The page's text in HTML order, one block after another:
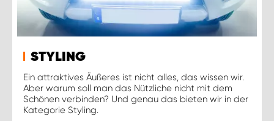
STYLING
Ein attraktives Äußeres ist nicht alles, das wissen wir.
Aber warum soll man das Nützliche nicht mit dem
Schönen verbinden? Und genau das bieten wir in der
Kategorie Styling.